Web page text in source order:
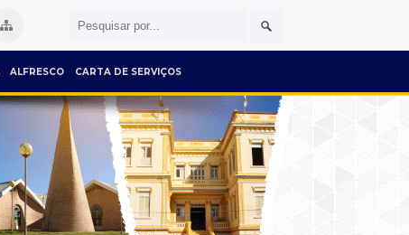
ALFRESCO CARTA DE SERVIÇOS